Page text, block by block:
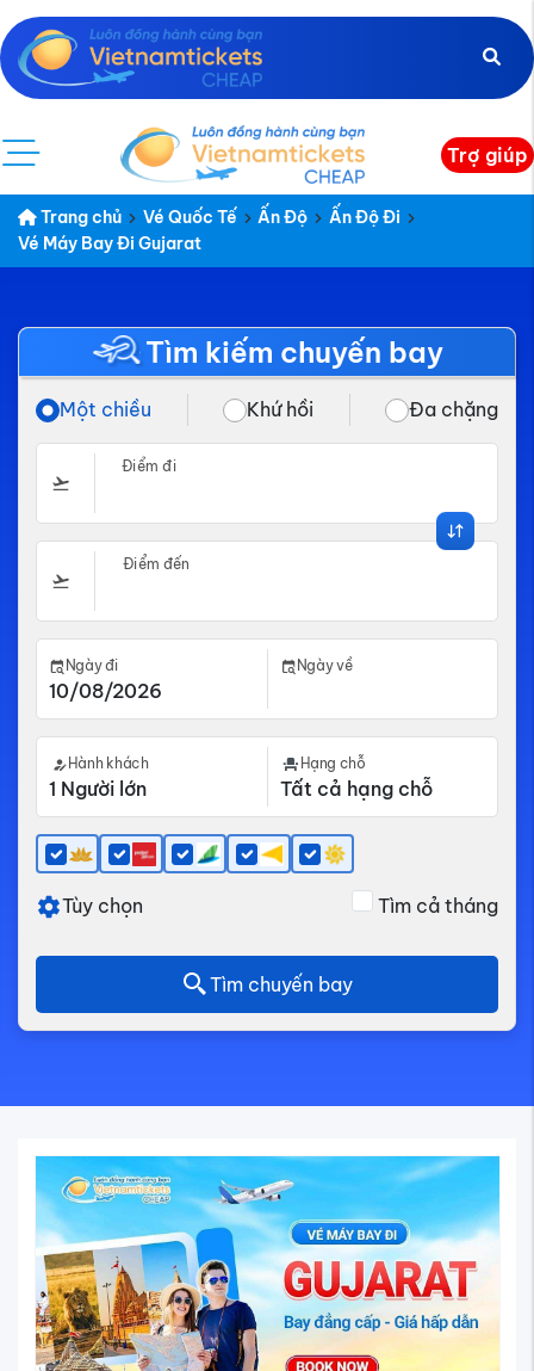
Trợ giúp
Trang chủ Vé Quốc Tế Ấn Độ
Ấn Độ Đi
Vé Máy Bay Đi Gujarat
Tìm kiếm chuyến bay
Một chiều Khứ hồi Đa chặng
Điểm đi
Điểm đến
Ngày đi Ngày về
Hành khách Hạng chỗ
Tùy chọn Tìm cả tháng
Tìm chuyến bay